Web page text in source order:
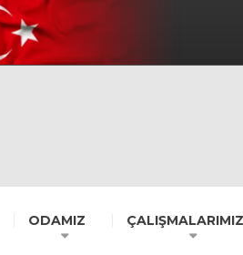
ODAMIZ ÇALIŞMALARIMIZ